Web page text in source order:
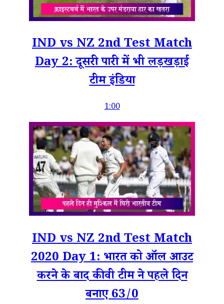
IND vs NZ 2nd Test Match
Day 2: दूसरी पारी में भी लड़खड़ाई
टीम इंडिया
1:00
IND vs NZ 2nd Test Match
2020 Day 1: भारत को ऑल आउट
करने के बाद कीवी टीम ने पहले दिन
बनाए 63/0